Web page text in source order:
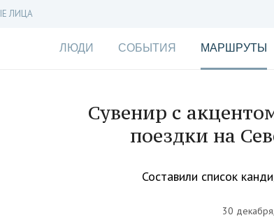
ЛИЦА
ЛЮДИ СОБЫТИЯ МАРШРУТЫ
Сувенир с
поездки на
Составили список
30